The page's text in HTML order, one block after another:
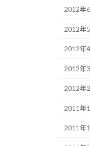
2012年
2012年
2012年
2012年
2012年
2011年
2011年